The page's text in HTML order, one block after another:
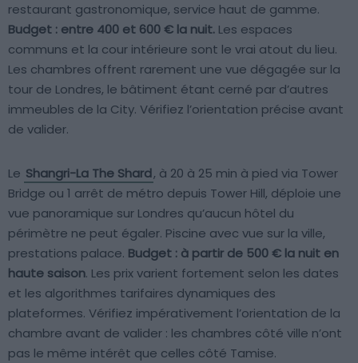
restaurant gastronomique, service haut de gamme.
Budget : entre 400 et 600 € la nuit. Les espaces
communs et la cour intérieure sont le vrai atout du lieu.
Les chambres offrent rarement une vue dégagée sur la
tour de Londres, le bâtiment étant cerné par d’autres
immeubles de la City. Vérifiez l’orientation précise avant
de valider.
Le Shangri-La The Shard, à 20 à 25 min à pied via Tower
Bridge ou 1 arrêt de métro depuis Tower Hill, déploie une
vue panoramique sur Londres qu’aucun hôtel du
périmètre ne peut égaler. Piscine avec vue sur la ville,
prestations palace. Budget : à partir de 500 € la nuit en
haute saison. Les prix varient fortement selon les dates
et les algorithmes tarifaires dynamiques des
plateformes. Vérifiez impérativement l’orientation de la
chambre avant de valider : les chambres côté ville n’ont
pas le même intérêt que celles côté Tamise.